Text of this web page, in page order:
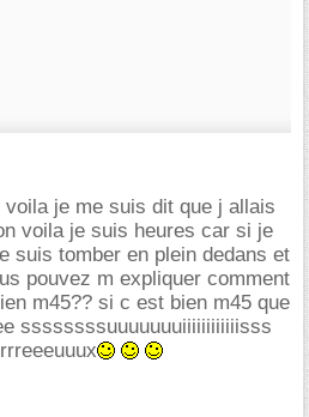
voila je me suis dit que j allais
voila je suis heures car si je
suis tomber en plein dedans et
pouvez m expliquer comment
m45?? si c est bien m45 que
ssssssssuuuuuuuiiiiiiiiiiiisss